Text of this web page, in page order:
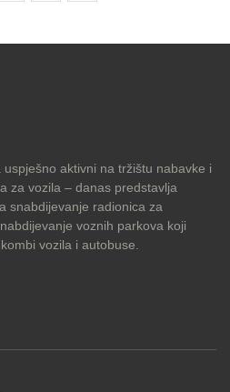
aktivni na tržištu nabavke i
za vozila – danas predstavlja
snabdijevanje radionica za
voznih parkova koji
vozila i autobuse.